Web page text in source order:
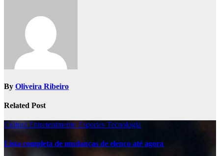
By Oliveira Ribeiro
Related Post
Cultura Entretenimento Esportes Tecnologia
Lista completa de mudanças de elenco até agora